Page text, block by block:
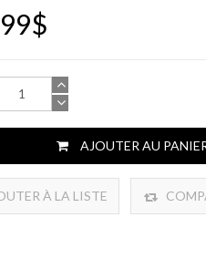
AJOUTER AU
À LA LISTE